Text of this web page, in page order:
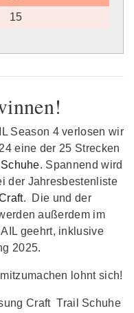
15
Season 4 verlosen wir
eine der 25 Strecken
. Spannend wird
der Jahresbestenliste
. Die und der
außerdem im
geehrt, inklusive
2025.
lohnt sich!
Craft Trail Schuhe